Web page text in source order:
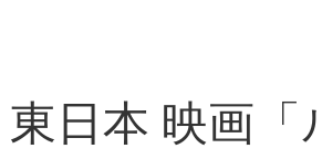
日本 映画